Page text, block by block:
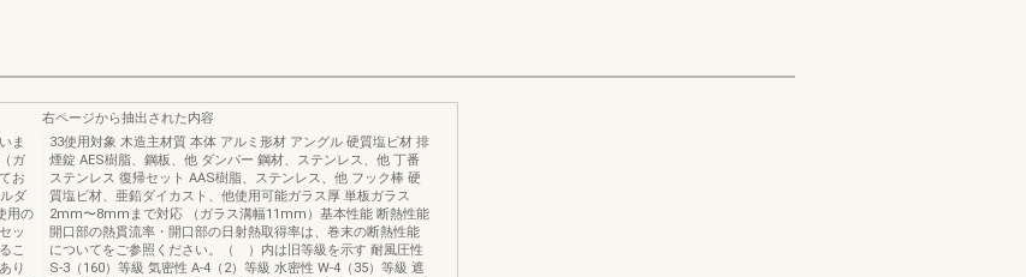
ま
ガ
お
ダ
用の
ッ
こ
り
右ページから抽出された内容
33使用対象 木造主材質 本体 アルミ形材 アングル 硬質塩ビ材 排
煙錠 AES樹脂、鋼板、他 ダンパー 鋼材、ステンレス、他 丁番
ステンレス 復帰セット AAS樹脂、ステンレス、他 フック棒 硬
質塩ビ材、亜鉛ダイカスト、他使用可能ガラス厚 単板ガラス
2mm〜8mmまで対応 （ガラス溝幅11mm）基本性能 断熱性能
開口部の熱貫流率・開口部の日射熱取得率は、巻末の断熱性能
についてをご参照ください。（ ）内は旧等級を示す 耐風圧性
S-3（160）等級 気密性 A-4（2）等級 水密性 W-4（35）等級 遮